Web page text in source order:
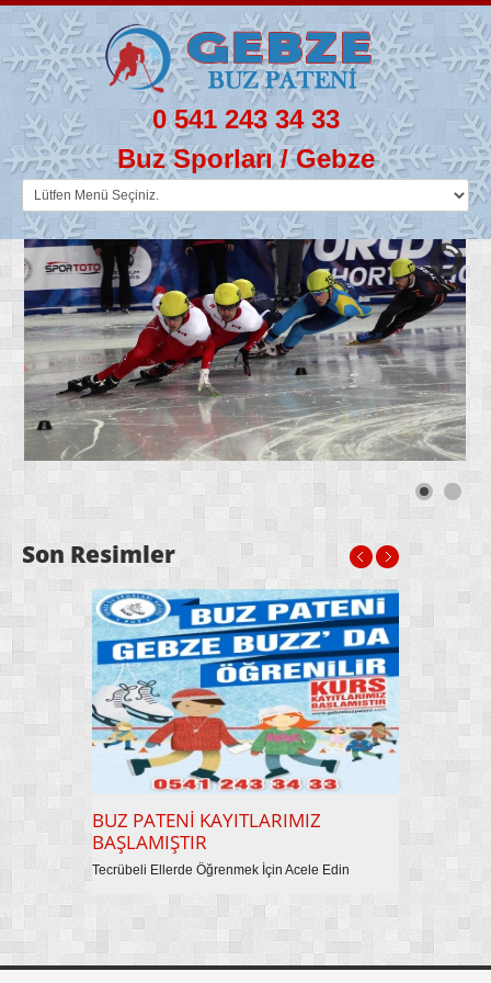
0 541 243 34 33
Buz Sporları / Gebze
Son Resimler
BUZ PATENİ KAYITLARIMIZ
BAŞLAMIŞTIR
Tecrübeli Ellerde Öğrenmek İçin Acele Edin Buz Pateni,